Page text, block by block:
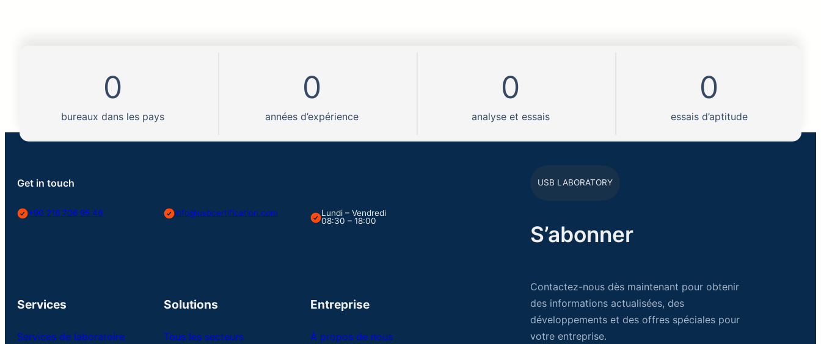
0
bureaux dans les pays
0
années d’expérience
0
analyse et essais
0
essais d’aptitude
Get in touch
+90 216 706 95 46 info@usbcertification.com
Lundi – Vendredi
08:30 – 18:00
Services
Services de laboratoire
Solutions
Tous les secteurs
Entreprise
À propos de nous
USB LABORATORY
S’abonner
Contactez-nous dès maintenant pour obtenir
des informations actualisées, des
développements et des offres spéciales pour
votre entreprise.